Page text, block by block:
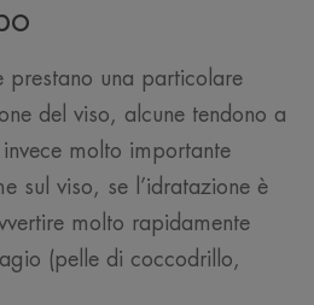
prestano una particolare
del viso, alcune tendono a
molto importante
sul viso, se l’idratazione è
molto rapidamente
(pelle di coccodrillo,